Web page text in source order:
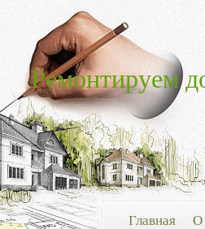
Ремонтируем
Главная О